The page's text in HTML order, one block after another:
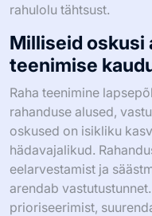
rahulolu tähtsust.
Milliseid oskusi
teenimise
Raha teenimine
rahanduse alused,
oskused on isikliku
hädavajalikud.
eelarvestamist ja
arendab
prioriseerimist,